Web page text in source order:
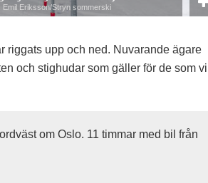
Emil Eriksson/Stryn sommerski
riggats upp och ned. Nuvarande ägare
och stighudar som gäller för de som vill
om Oslo. 11 timmar med bil från